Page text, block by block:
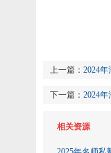
上一篇：
下一篇： 2024
相关资源